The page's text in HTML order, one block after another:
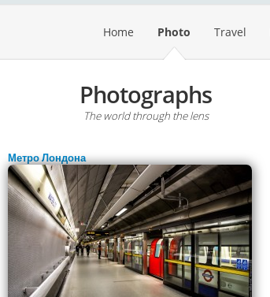
Home Photo Travel
Photographs
The world through the lens
Метро Лондона